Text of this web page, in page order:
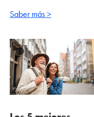
Saber más >